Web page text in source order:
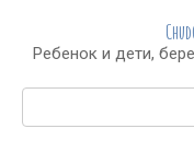
контентуРебенок и дети,
Поиск: